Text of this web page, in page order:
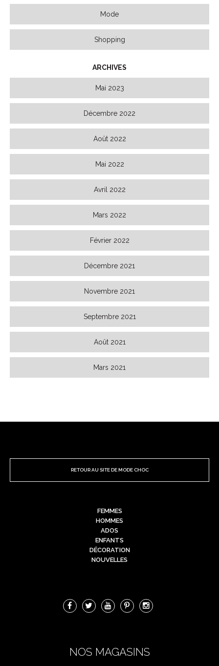
Mode
Shopping
ARCHIVES
Mai 2023
Décembre 2022
Août 2022
Mai 2022
Avril 2022
Mars 2022
Février 2022
Décembre 2021
Novembre 2021
Septembre 2021
Août 2021
Mars 2021
RETOUR AU SITE DE MODE CHOC
FEMMES
HOMMES
ADOS
ENFANTS
DÉCORATION
NOUVELLES
NOS MAGASINS